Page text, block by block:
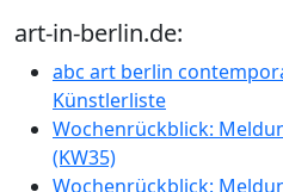
art-in-berlin.de:
abc art berlin
Künstlerliste
Wochenrückblick:
(KW35)
Wochenrückblick: